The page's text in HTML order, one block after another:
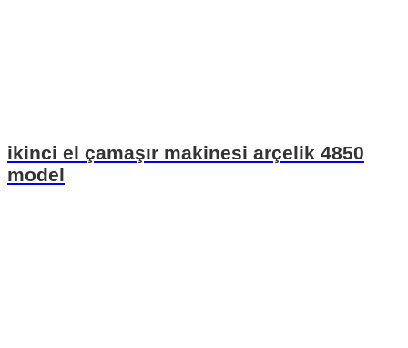
ikinci el çamaşır makinesi arçelik 4850
model